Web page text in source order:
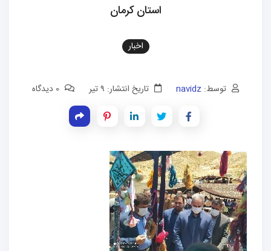
استان کرمان
اخبار
توسط: navidz تاریخ انتشار: ۹ تیر